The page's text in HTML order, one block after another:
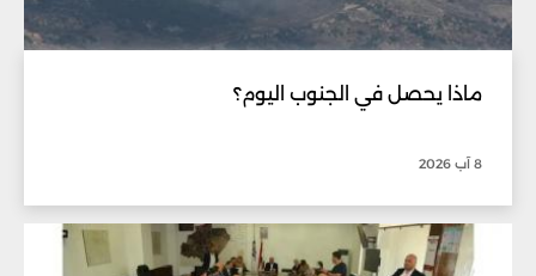
ماذا يحصل في الجنوب اليوم؟
8 آب 2026